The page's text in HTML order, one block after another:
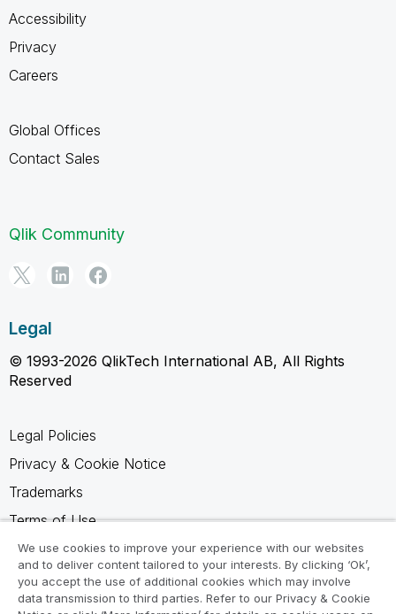
Accessibility
Privacy
Careers
Global Offices
Contact Sales
Qlik Community
Legal
© 1993-2026 QlikTech International AB, All Rights
Reserved
Legal Policies
Privacy & Cookie Notice
Trademarks
Terms of Use
Legal Agreements
Product Terms
Do not share my info
We use cookies to improve your experience with our websites
and to deliver content tailored to your interests. By clicking ‘Ok’,
you accept the use of additional cookies which may involve
data transmission to third parties. Refer to our Privacy & Cookie